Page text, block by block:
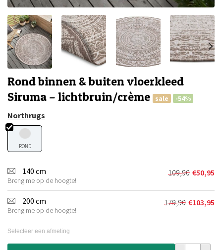
Rond binnen & buiten vloerkleed
Siruma – lichtbruin/crème
sale -54%
Northrugs
ROND
140 cm
Breng me op de hoogte!
109,90
prijs
was:
€109,90.
€50,95
Huidige
prijs
is:
€50,95.
200 cm
Breng me op de hoogte!
179,90 €103,95
Huidige
Selecteer een afmeting